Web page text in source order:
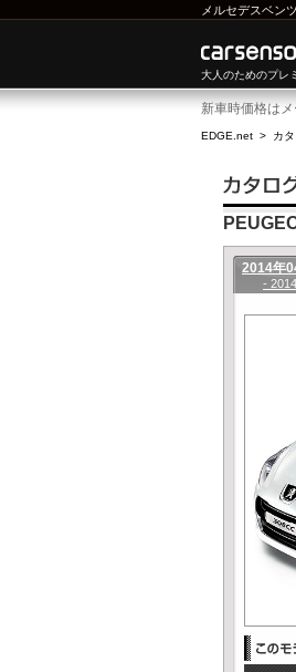
メルセデスベンツ
大人のためのプレ
新車時価格は
EDGE.net > カ
2014年
-